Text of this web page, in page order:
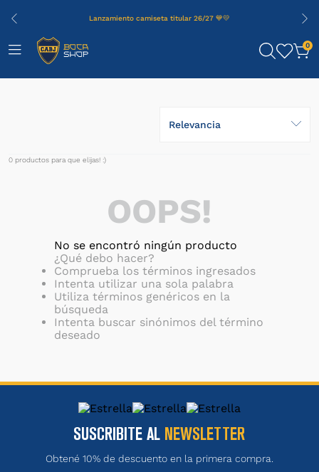
Lanzamiento camiseta titular 26/27 💙💛
0
Relevancia
0 productos
OOPS!
No se encontró ningún producto
¿Qué debo hacer?
Comprueba los términos ingresados
Intenta utilizar una sola palabra
Utiliza términos genéricos en la
búsqueda
Intenta buscar sinónimos del término
deseado
SUSCRIBITE AL NEWSLETTER
Obtené 10% de descuento en la primera compra.